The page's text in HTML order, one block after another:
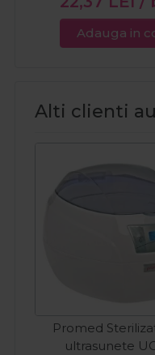
Adauga in
Alti clienti
Promed
ultrasunete